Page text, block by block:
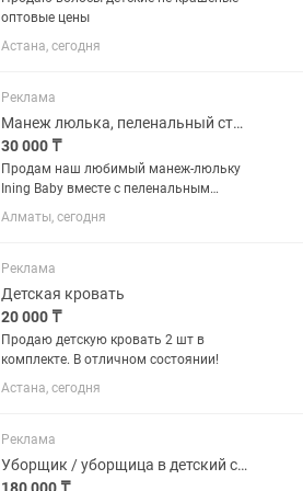
оптовые цены
Астана, сегодня
Реклама
Манеж люлька, пеленальный столик
30 000 ₸
Продам наш любимый манеж-люльку
Ining Baby вместе с пеленальным
столиком ❤️ Манеж очень удобный,
лёгкий и мобильный — благодаря
перемещать по дому и всегда
держать...
Алматы, сегодня
Реклама
Детская кровать
20 000 ₸
Продаю детскую кровать 2 шт в
комплекте. В отличном состоянии!
Астана, сегодня
Реклама
Уборщик / уборщица в детский сад